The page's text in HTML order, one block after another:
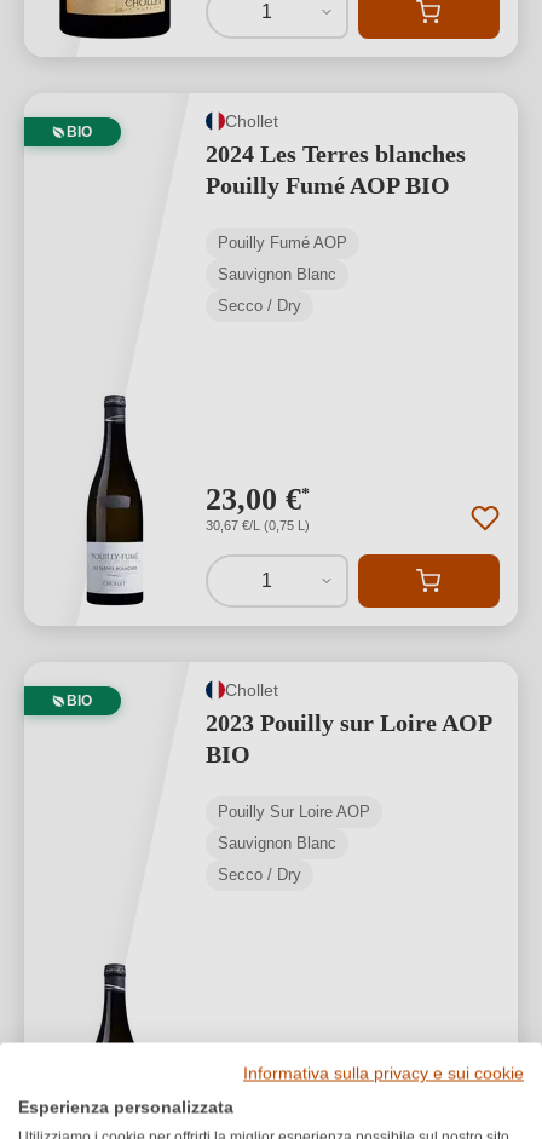
1
BIO
Chollet
2024 Les Terres blanches
Pouilly Fumé AOP BIO
Pouilly Fumé AOP
Sauvignon Blanc
Secco / Dry
23,00 €*
30,67 €/L (0,75 L)
1
BIO
Chollet
2023 Pouilly sur Loire AOP
BIO
Pouilly Sur Loire AOP
Sauvignon Blanc
Secco / Dry
16,00 €*
Informativa sulla privacy e sui cookie
Esperienza personalizzata